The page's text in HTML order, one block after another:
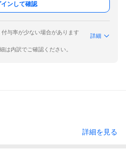
インして確認
与率が少ない場合があります
詳細
は内訳でご確認ください。
詳細を見る